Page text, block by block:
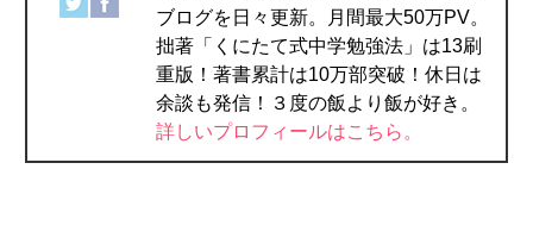
ブログを日々更新。月間最大50万PV。
拙著「くにたて式中学勉強法」は13刷
重版！著書累計は10万部突破！休日は
余談も発信！３度の飯より飯が好き。
詳しいプロフィールはこちら。